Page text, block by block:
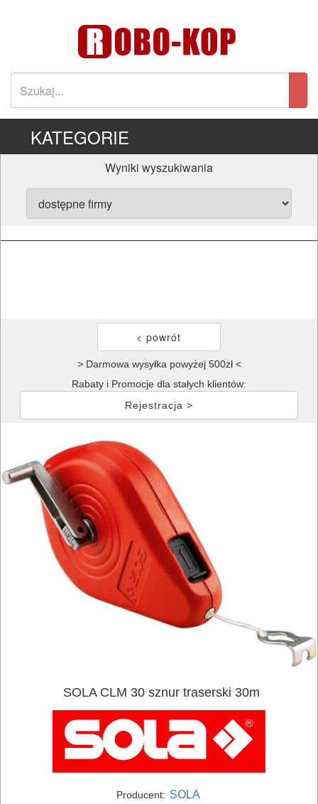
ELEKTRONARZĘDZIA
SIECIOWE
ELEKTRONARZĘDZIA
AKUMULATOROWE
KATEGORIE
Wyniki wyszukiwania
> Darmowa wysyłka powyżej 500zł <
Rabaty i Promocje dla stałych klientów:
Rejestracja >
SOLA CLM 30 sznur traserski 30m
Producent: SOLA